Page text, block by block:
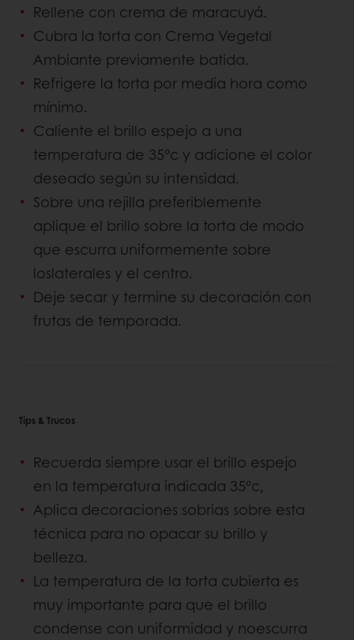
Rellene con crema de maracuyá.
Cubra la torta con Crema Vegetal
Ambiante previamente batida.
Refrigere la torta por media hora como
mínimo.
Caliente el brillo espejo a una
temperatura de 35°c y adicione el color
deseado según su intensidad.
Sobre una rejilla preferiblemente
aplique el brillo sobre la torta de modo
que escurra uniformemente sobre
loslaterales y el centro.
Deje secar y termine su decoración con
frutas de temporada.
Tips & Trucos
Recuerda siempre usar el brillo espejo
en la temperatura indicada 35°c,
Aplica decoraciones sobrias sobre esta
técnica para no opacar su brillo y
belleza.
La temperatura de la torta cubierta es
muy importante para que el brillo
condense con uniformidad y noescurra